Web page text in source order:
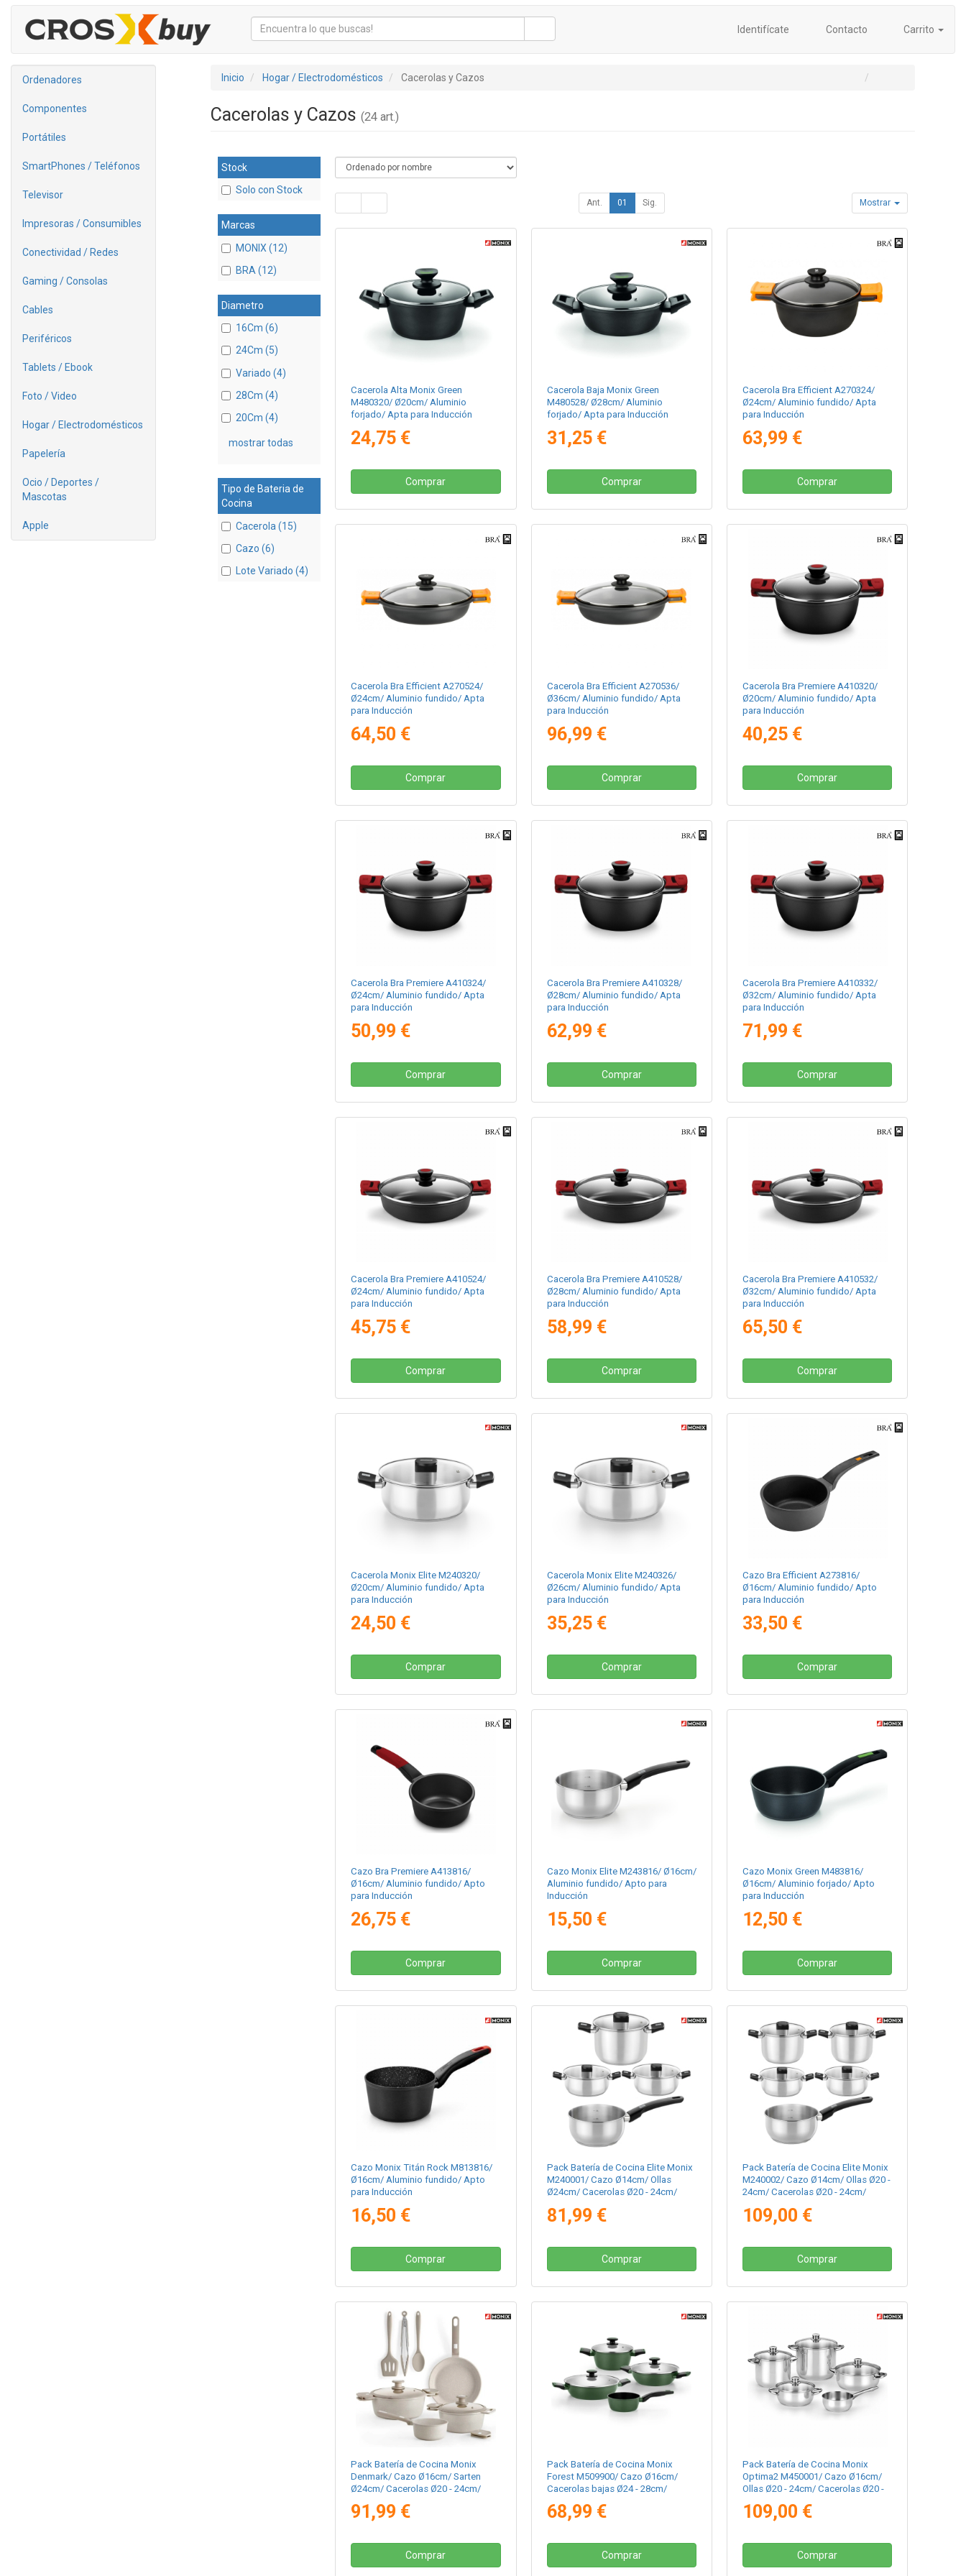
Identifícate Contacto Carrito
Ordenadores
Componentes
Portátiles
SmartPhones / Teléfonos
Televisor
Impresoras / Consumibles
Conectividad / Redes
Gaming / Consolas
Cables
Periféricos
Tablets / Ebook
Foto / Video
Hogar / Electrodomésticos
Papelería
Ocio / Deportes /
Mascotas
Apple
Inicio Hogar / Electrodomésticos Cacerolas y Cazos
Cacerolas y Cazos (24 art.)
Stock
Solo con Stock
Marcas
MONIX (12)
BRA (12)
Diametro
16Cm (6)
24Cm (5)
Variado (4)
28Cm (4)
20Cm (4)
mostrar todas
Tipo de Bateria de
Cocina
Cacerola (15)
Cazo (6)
Lote Variado (4)
Ant. 01 Sig. Mostrar
Cacerola Alta Monix Green
M480320/ Ø20cm/ Aluminio
forjado/ Apta para Inducción
24,75 €
Comprar
Cacerola Baja Monix Green
M480528/ Ø28cm/ Aluminio
forjado/ Apta para Inducción
31,25 €
Comprar
Cacerola Bra Efficient A270324/
Ø24cm/ Aluminio fundido/ Apta
para Inducción
63,99 €
Comprar
Cacerola Bra Efficient A270524/
Ø24cm/ Aluminio fundido/ Apta
para Inducción
64,50 €
Comprar
Cacerola Bra Efficient A270536/
Ø36cm/ Aluminio fundido/ Apta
para Inducción
96,99 €
Comprar
Cacerola Bra Premiere A410320/
Ø20cm/ Aluminio fundido/ Apta
para Inducción
40,25 €
Comprar
Cacerola Bra Premiere A410324/
Ø24cm/ Aluminio fundido/ Apta
para Inducción
50,99 €
Comprar
Cacerola Bra Premiere A410328/
Ø28cm/ Aluminio fundido/ Apta
para Inducción
62,99 €
Comprar
Cacerola Bra Premiere A410332/
Ø32cm/ Aluminio fundido/ Apta
para Inducción
71,99 €
Comprar
Cacerola Bra Premiere A410524/
Ø24cm/ Aluminio fundido/ Apta
para Inducción
45,75 €
Comprar
Cacerola Bra Premiere A410528/
Ø28cm/ Aluminio fundido/ Apta
para Inducción
58,99 €
Comprar
Cacerola Bra Premiere A410532/
Ø32cm/ Aluminio fundido/ Apta
para Inducción
65,50 €
Comprar
Cacerola Monix Elite M240320/
Ø20cm/ Aluminio fundido/ Apta
para Inducción
24,50 €
Comprar
Cacerola Monix Elite M240326/
Ø26cm/ Aluminio fundido/ Apta
para Inducción
35,25 €
Comprar
Cazo Bra Efficient A273816/
Ø16cm/ Aluminio fundido/ Apto
para Inducción
33,50 €
Comprar
Cazo Bra Premiere A413816/
Ø16cm/ Aluminio fundido/ Apto
para Inducción
26,75 €
Comprar
Cazo Monix Elite M243816/ Ø16cm/
Aluminio fundido/ Apto para
Inducción
15,50 €
Comprar
Cazo Monix Green M483816/
Ø16cm/ Aluminio forjado/ Apto
para Inducción
12,50 €
Comprar
Cazo Monix Titán Rock M813816/
Ø16cm/ Aluminio fundido/ Apto
para Inducción
16,50 €
Comprar
Pack Batería de Cocina Elite Monix
M240001/ Cazo Ø14cm/ Ollas
Ø24cm/ Cacerolas Ø20 - 24cm/
Inducción
81,99 €
Comprar
Pack Batería de Cocina Elite Monix
M240002/ Cazo Ø14cm/ Ollas Ø20 -
24cm/ Cacerolas Ø20 - 24cm/
Inducción
109,00 €
Comprar
Pack Batería de Cocina Monix
Denmark/ Cazo Ø16cm/ Sarten
Ø24cm/ Cacerolas Ø20 - 24cm/
Inducción
91,99 €
Comprar
Pack Batería de Cocina Monix
Forest M509900/ Cazo Ø16cm/
Cacerolas bajas Ø24 - 28cm/
Inoxidable/ Apta para Inducción
68,99 €
Comprar
Pack Batería de Cocina Monix
Optima2 M450001/ Cazo Ø16cm/
Ollas Ø20 - 24cm/ Cacerolas Ø20 -
Inducción
109,00 €
Comprar